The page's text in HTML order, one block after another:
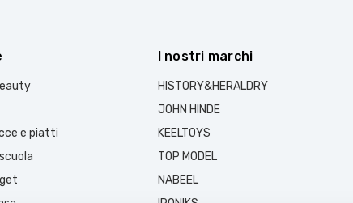
e piatti
I nostri marchi
HISTORY&HERALDRY
JOHN HINDE
KEELTOYS
TOP MODEL
NABEEL